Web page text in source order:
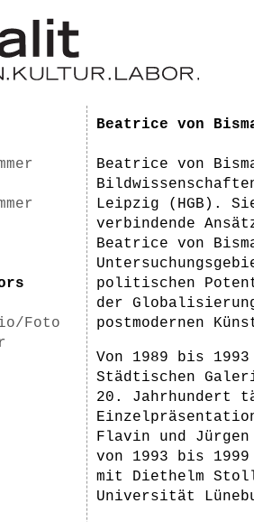
Foto
Beatrice von
Beatrice von
Leipzig (HGB).
verbindende
Beatrice von
politischen
der
postmodernen
Von 1989 bis
Städtischen
20. Jahrhundert
Flavin und
von 1993 bis
mit Diethelm
Universität